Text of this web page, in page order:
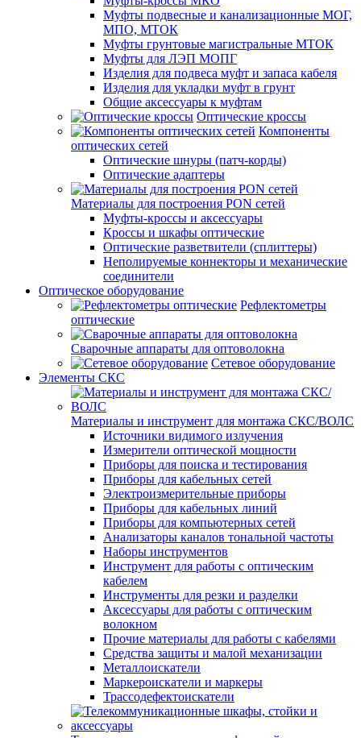
Муфты подвесные и канализационные МОГ,
МПО, МТОК
Муфты грунтовые магистральные МТОК
Муфты для ЛЭП МОПГ
Изделия для подвеса муфт и запаса кабеля
Изделия для укладки муфт в грунт
Общие аксессуары к муфтам
Оптические кроссы
Компоненты
оптических сетей
Оптические шнуры (патч-корды)
Оптические адаптеры
Материалы для построения PON сетей
Муфты-кроссы и аксессуары
Кроссы и шкафы оптические
Оптические разветвители (сплиттеры)
Неполируемые коннекторы и механические
соединители
Оптическое оборудование
Рефлектометры
оптические
Сварочные аппараты для оптоволокна
Сетевое оборудование
Элементы СКС
Материалы и инструмент для монтажа СКС/ВОЛС
Источники видимого излучения
Измерители оптической мощности
Приборы для поиска и тестирования
Приборы для кабельных сетей
Электроизмерительные приборы
Приборы для кабельных линий
Приборы для компьютерных сетей
Анализаторы каналов тональной частоты
Наборы инструментов
Инструмент для работы с оптическим
кабелем
Инструменты для резки и разделки
Аксессуары для работы с оптическим
волокном
Прочие материалы для работы с кабелями
Средства защиты и малой механизации
Металлоискатели
Маркероискатели и маркеры
Трассодефектоискатели